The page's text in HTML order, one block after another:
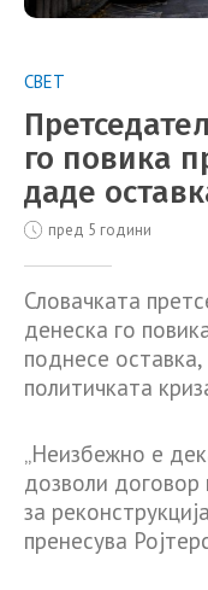
СВЕТ
го повика
даде
пред 5 години
Словачката
денеска го
поднесе
политичката
„Неизбежно е
дозволи договор
за
пренесува